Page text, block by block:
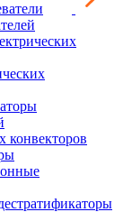
конвекторов